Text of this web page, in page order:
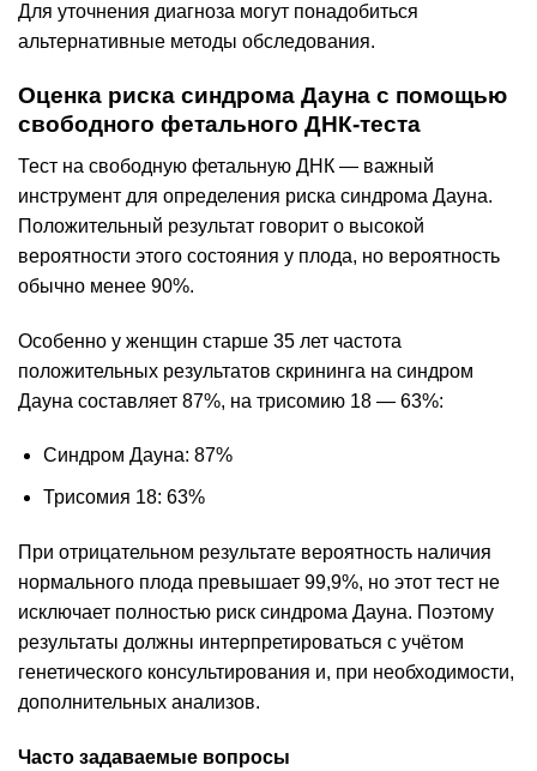
Для уточнения диагноза могут понадобиться
альтернативные методы обследования.
Оценка риска синдрома Дауна с помощью
свободного фетального ДНК-теста
Тест на свободную фетальную ДНК — важный
инструмент для определения риска синдрома Дауна.
Положительный результат говорит о высокой
вероятности этого состояния у плода, но вероятность
обычно менее 90%.
Особенно у женщин старше 35 лет частота
положительных результатов скрининга на синдром
Дауна составляет 87%, на трисомию 18 — 63%:
Синдром Дауна: 87%
Трисомия 18: 63%
При отрицательном результате вероятность наличия
нормального плода превышает 99,9%, но этот тест не
исключает полностью риск синдрома Дауна. Поэтому
результаты должны интерпретироваться с учётом
генетического консультирования и, при необходимости,
дополнительных анализов.
Часто задаваемые вопросы